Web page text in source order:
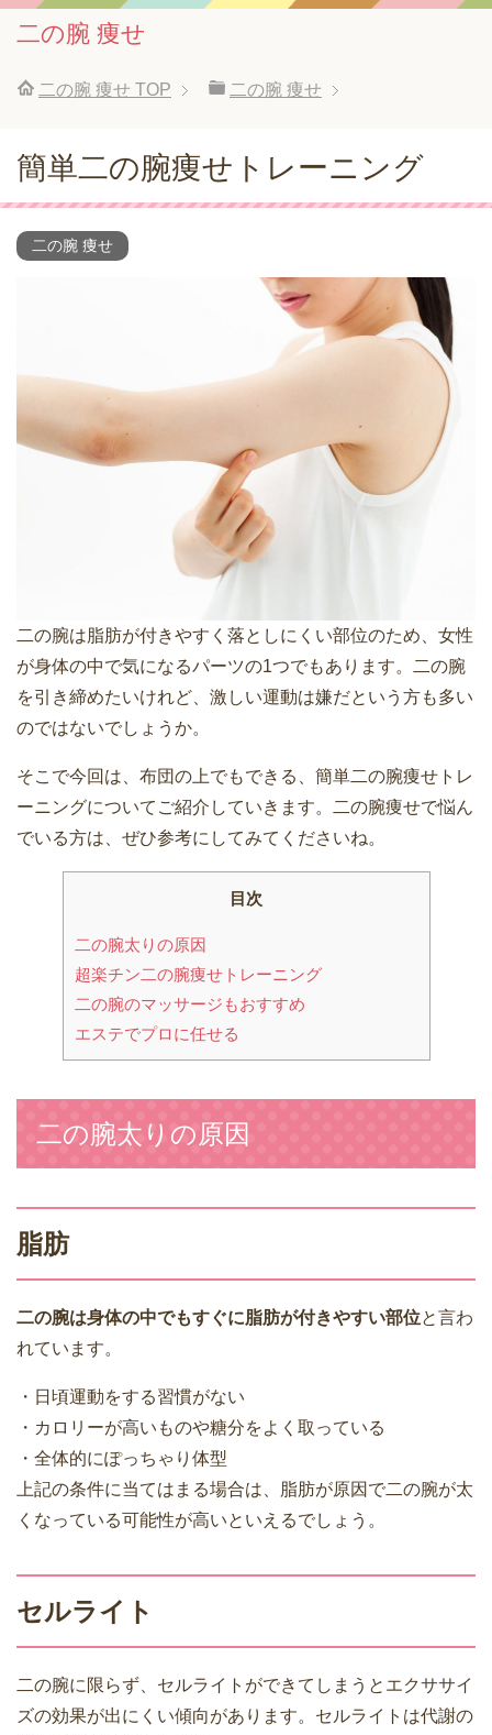
二の腕 痩せ
二の腕 痩せ TOP 二の腕 痩せ
簡単二の腕痩せトレーニング
二の腕 痩せ
二の腕は脂肪が付きやすく落としにくい部位のため、女性
が身体の中で気になるパーツの1つでもあります。二の腕
を引き締めたいけれど、激しい運動は嫌だという方も多い
のではないでしょうか。
そこで今回は、布団の上でもできる、簡単二の腕痩せトレ
ーニングについてご紹介していきます。二の腕痩せで悩ん
でいる方は、ぜひ参考にしてみてくださいね。
目次
二の腕太りの原因
超楽チン二の腕痩せトレーニング
二の腕のマッサージもおすすめ
エステでプロに任せる
二の腕太りの原因
脂肪
二の腕は身体の中でもすぐに脂肪が付きやすい部位と言わ
れています。
・日頃運動をする習慣がない
・カロリーが高いものや糖分をよく取っている
・全体的にぽっちゃり体型
上記の条件に当てはまる場合は、脂肪が原因で二の腕が太
くなっている可能性が高いといえるでしょう。
セルライト
二の腕に限らず、セルライトができてしまうとエクササイ
ズの効果が出にくい傾向があります。セルライトは代謝の